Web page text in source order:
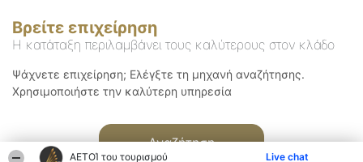
ΑΕΤΟΊ του τουρισμού Live chat
Βρείτε επιχείρηση
Η κατάταξη περιλαμβάνει τους καλύτερους στον κλάδο
Ψάχνετε επιχείρηση; Ελέγξτε τη μηχανή αναζήτησης.
Χρησιμοποιήστε την καλύτερη υπηρεσία
Αναζήτηση